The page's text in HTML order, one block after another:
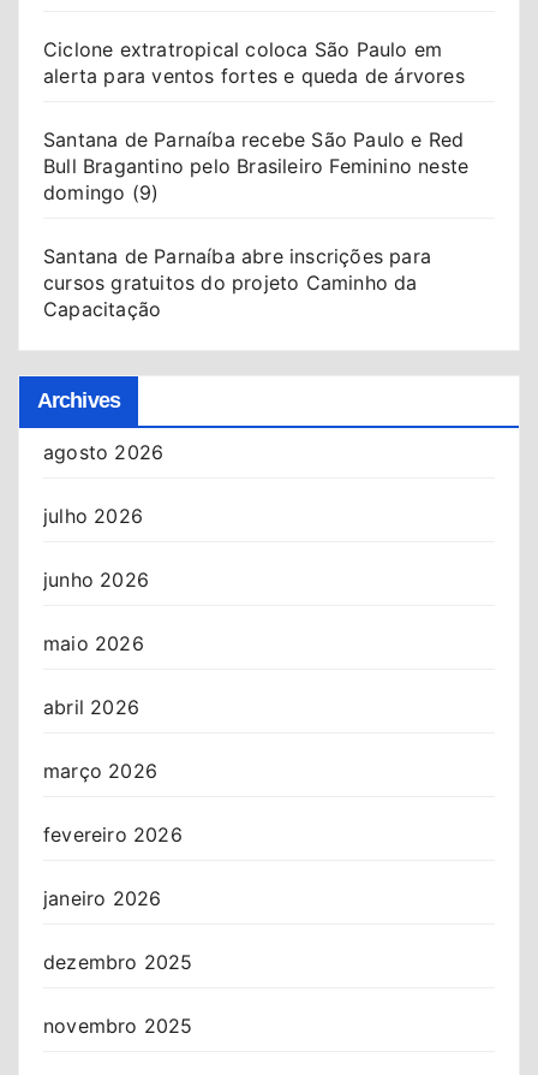
Ciclone extratropical coloca São Paulo em
alerta para ventos fortes e queda de árvores
Santana de Parnaíba recebe São Paulo e Red
Bull Bragantino pelo Brasileiro Feminino neste
domingo (9)
Santana de Parnaíba abre inscrições para
cursos gratuitos do projeto Caminho da
Capacitação
Archives
agosto 2026
julho 2026
junho 2026
maio 2026
abril 2026
março 2026
fevereiro 2026
janeiro 2026
dezembro 2025
novembro 2025